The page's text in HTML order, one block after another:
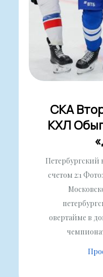
СКА
КХЛ
Петербургский
счетом 2:1
овертайме в